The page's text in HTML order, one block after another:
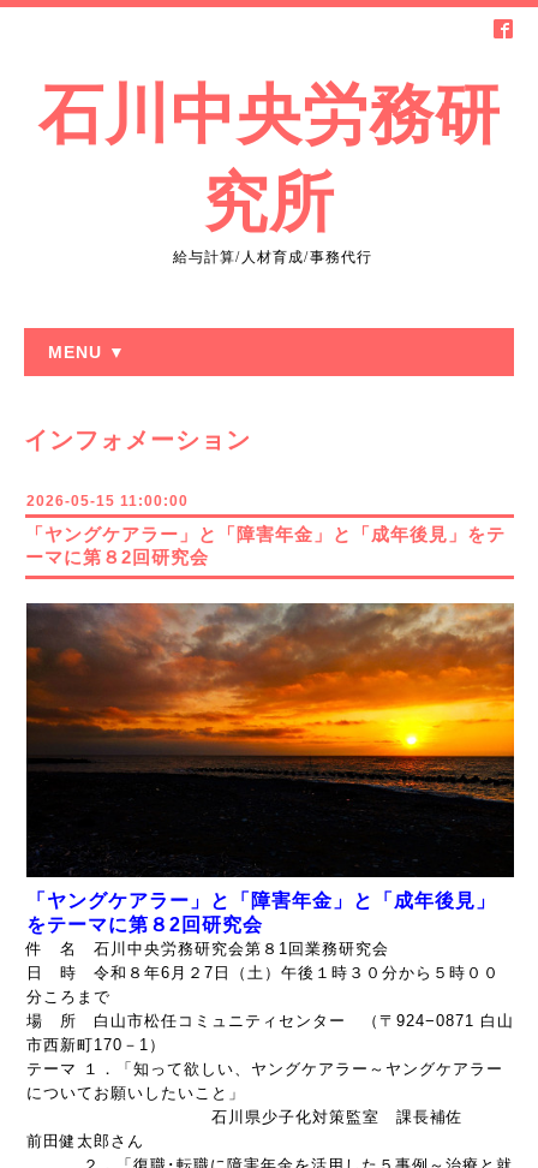
石川中央労務研
究所
給与計算/人材育成/事務代行
MENU ▼
インフォメーション
2026-05-15 11:00:00
「ヤングケアラー」と「障害年金」と「成年後見」をテ
ーマに第８2回研究会
「ヤングケアラー」と「障害年金」と「成年後見」
をテーマに第８2回研究会
件 名 石川中央労務研究会第８1回業務研究会
日 時 令和８年6月２7日（土）午後１時３０分から５時００
分ころまで
場 所 白山市松任コミュニティセンター （〒924−0871 白山
市西新町170－1）
テーマ １．「知って欲しい、ヤングケアラー～ヤングケアラー
についてお願いしたいこと」
石川県少子化対策監室 課長補佐
前田健太郎さん